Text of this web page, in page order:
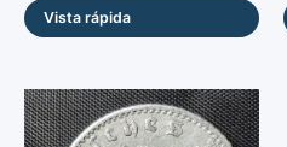
Vista rápida